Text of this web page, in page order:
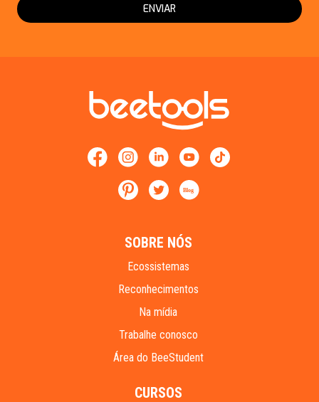
ENVIAR
Blog
SOBRE NÓS
Ecossistemas
Reconhecimentos
Na mídia
Trabalhe conosco
Área do BeeStudent
CURSOS